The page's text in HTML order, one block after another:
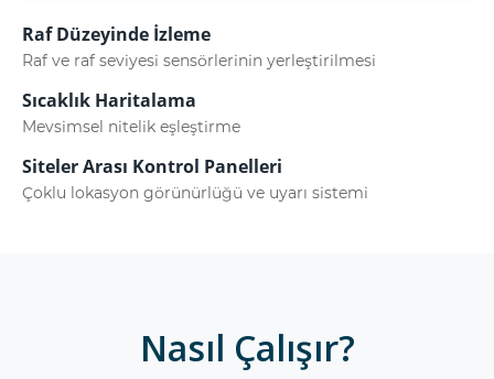
Raf Düzeyinde İzleme
Raf ve raf seviyesi sensörlerinin yerleştirilmesi
Sıcaklık Haritalama
Mevsimsel nitelik eşleştirme
Siteler Arası Kontrol Panelleri
Çoklu lokasyon görünürlüğü ve uyarı sistemi
Nasıl Çalışır?